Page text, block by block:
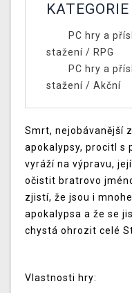
KATEGORIE
PC hry a
stažení / RPG
PC hry a
stažení / Akční
Smrt, nejobávanější
apokalypsy, procitl s
vyráží na výpravu,
očistit bratrovo
zjistí, že jsou i
apokalypsa a že se
chystá ohrozit celé
Vlastnosti hry: